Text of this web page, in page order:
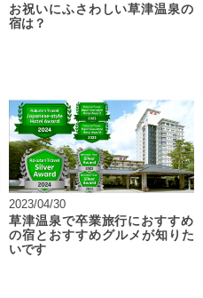
お祝いにふさわしい草津温泉の
宿は？
2023/04/30
草津温泉で卒業旅行におすすめ
の宿とおすすめグルメが知りた
いです